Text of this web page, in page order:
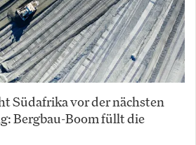
Südafrika vor der nächsten
Bergbau-Boom füllt die